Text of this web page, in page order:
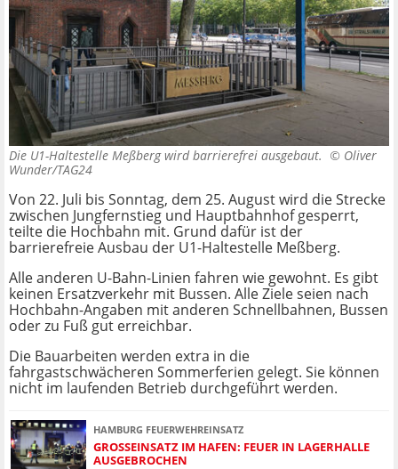
Die U1-Haltestelle Meßberg wird barrierefrei ausgebaut. © Oliver
Wunder/TAG24
Von 22. Juli bis Sonntag, dem 25. August wird die Strecke
zwischen Jungfernstieg und Hauptbahnhof gesperrt,
teilte die Hochbahn mit. Grund dafür ist der
barrierefreie Ausbau der U1-Haltestelle Meßberg.
Alle anderen U-Bahn-Linien fahren wie gewohnt. Es gibt
keinen Ersatzverkehr mit Bussen. Alle Ziele seien nach
Hochbahn-Angaben mit anderen Schnellbahnen, Bussen
oder zu Fuß gut erreichbar.
Die Bauarbeiten werden extra in die
fahrgastschwächeren Sommerferien gelegt. Sie können
nicht im laufenden Betrieb durchgeführt werden.
HAMBURG FEUERWEHREINSATZ
GROSSEINSATZ IM HAFEN: FEUER IN LAGERHALLE A
USGEBROCHEN